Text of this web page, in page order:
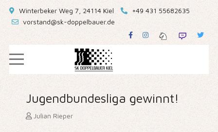
Winterbeker Weg 7, 24114 Kiel
+49 431 55682635
vorstand@sk-doppelbauer.de
Jugendbundesliga gewinnt!
Julian Rieper